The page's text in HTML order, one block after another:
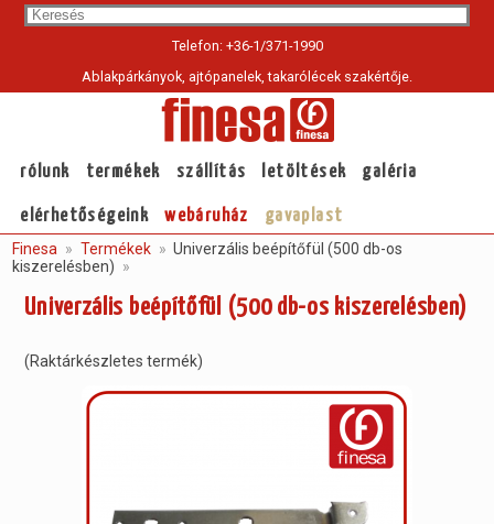
Telefon: +36-1/371-1990
Ablakpárkányok, ajtópanelek, takarólécek szakértője.
rólunk termékek szállítás letöltések galéria
elérhetőségeink webáruház gavaplast
Finesa Termékek
Univerzális beépítőfül (500 db-os
kiszerelésben)
Univerzális beépítőfül (500 db-os kiszerelésben)
(Raktárkészletes termék)